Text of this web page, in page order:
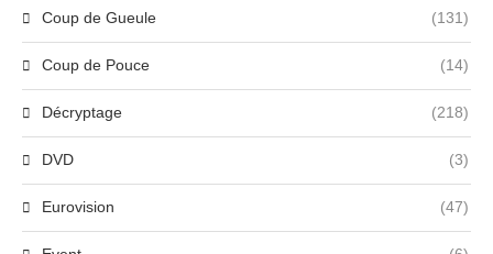
Coup de Gueule (131)
Coup de Pouce (14)
Décryptage (218)
DVD (3)
Eurovision (47)